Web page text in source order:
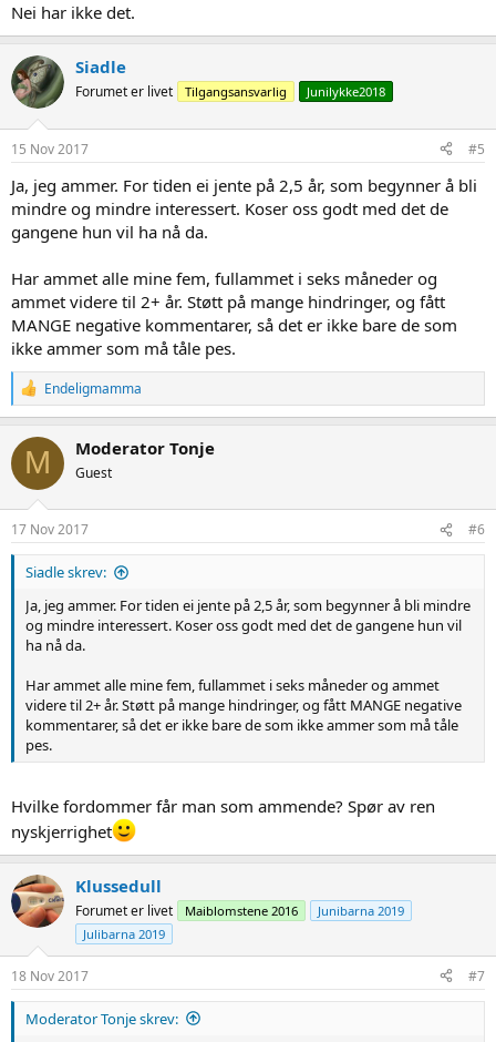
Nei har ikke det.
Siadle
Forumet er livet Tilgangsansvarlig Junilykke2018
15 Nov 2017 #5
Ja, jeg ammer. For tiden ei jente på 2,5 år, som begynner å bli
mindre og mindre interessert. Koser oss godt med det de
gangene hun vil ha nå da.
Har ammet alle mine fem, fullammet i seks måneder og
ammet videre til 2+ år. Støtt på mange hindringer, og fått
MANGE negative kommentarer, så det er ikke bare de som
ikke ammer som må tåle pes.
R
e
a
c
t
i
o
n
s
:
Endeligmamma
M Moderator Tonje
Guest
17 Nov 2017 #6
Siadle skrev:
Ja, jeg ammer. For tiden ei jente på 2,5 år, som begynner å bli mindre
og mindre interessert. Koser oss godt med det de gangene hun vil
ha nå da.
Har ammet alle mine fem, fullammet i seks måneder og ammet
videre til 2+ år. Støtt på mange hindringer, og fått MANGE negative
kommentarer, så det er ikke bare de som ikke ammer som må tåle
pes.
Hvilke fordommer får man som ammende? Spør av ren
nyskjerrighet
Klussedull
Forumet er livet Maiblomstene 2016
Junibarna 2019
Julibarna 2019
18 Nov 2017 #7
Moderator Tonje skrev: